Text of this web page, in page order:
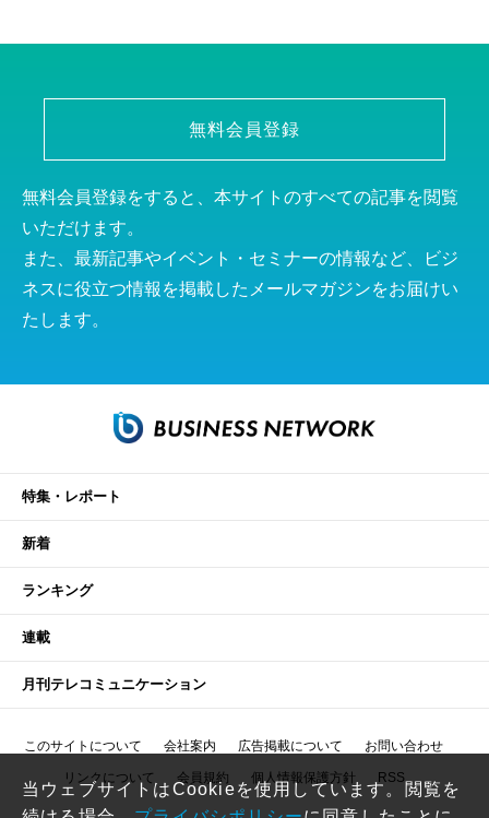
無料会員登録
無料会員登録をすると、本サイトのすべての記事を閲覧
いただけます。
また、最新記事やイベント・セミナーの情報など、ビジ
ネスに役立つ情報を掲載したメールマガジンをお届けい
たします。
特集・レポート
新着
ランキング
連載
月刊テレコミュニケーション
このサイトについて 会社案内 広告掲載について お問い合わせ
リンクについて 会員規約 個人情報保護方針 RSS
当ウェブサイトはCookieを使用しています。閲覧を